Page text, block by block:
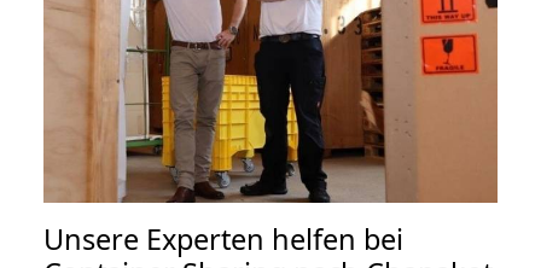
Unsere Experten helfen bei